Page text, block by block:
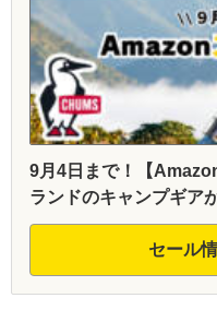
9月4日まで！【
ランドのキャンプギア
セール